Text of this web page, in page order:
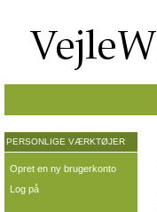
PERSONLIGE VÆRKTØJER
Opret en ny brugerkonto
Log på